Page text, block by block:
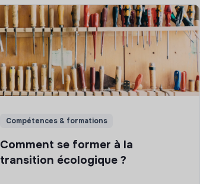
Compétences & formations
Comment se former à la
transition écologique ?